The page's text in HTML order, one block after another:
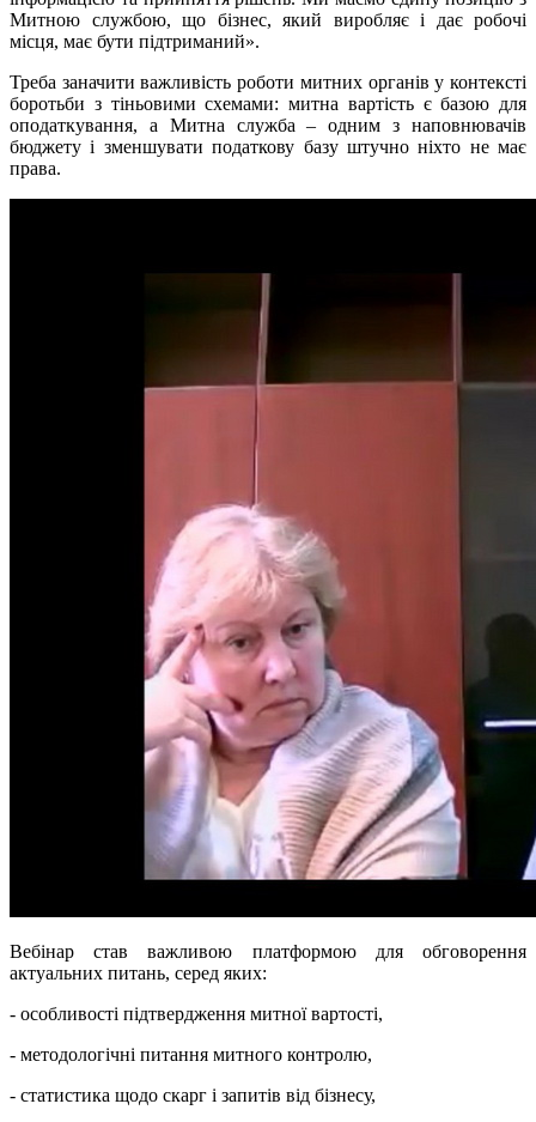
Митною службою, що бізнес, який виробляє і дає робочі
місця, має бути підтриманий».
Треба заначити важливість роботи митних органів у контексті
боротьби з тіньовими схемами: митна вартість є базою для
оподаткування, а Митна служба – одним з наповнювачів
бюджету і зменшувати податкову базу штучно ніхто не має
права.
Вебінар став важливою платформою для обговорення
актуальних питань, серед яких:
- особливості підтвердження митної вартості,
- методологічні питання митного контролю,
- статистика щодо скарг і запитів від бізнесу,